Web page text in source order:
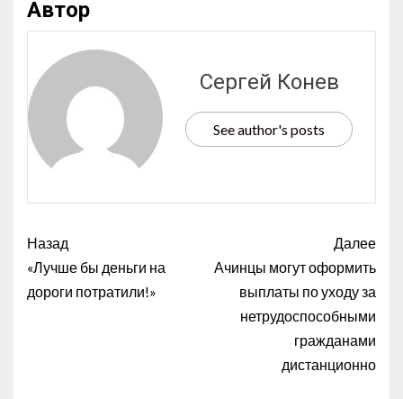
Автор
Сергей Конев
See author's posts
Назад
«Лучше бы деньги на
дороги потратили!»
Далее
Ачинцы могут оформить
выплаты по уходу за
нетрудоспособными
гражданами
дистанционно